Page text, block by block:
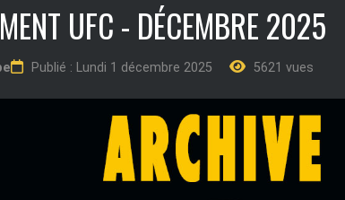
UFC - DÉCEMBRE 2025
Publié : Lundi 1 décembre 2025 5621 vues